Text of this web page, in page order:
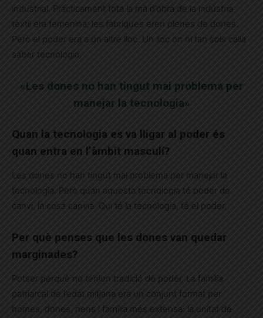
industrial. Pràcticament tota la mà d’obra de la indústria
tèxtil era femenina; les fàbriques eren plenes de dones.
Però el poder era a un altre lloc. Un lloc on ni tan sols calia
saber tecnologia.
«Les dones no han tingut mai problema per
manejar la tecnologia»
Quan la tecnologia es va lligar al poder és
quan entra en l’àmbit masculí?
Les dones no han tingut mai problema per manejar la
tecnologia. Però quan aquesta tecnologia té poder de
canvi, la cosa canvia. Qui té la tecnologia, té el poder.
Per què penses que les dones van quedar
marginades?
Potser perquè no tenien tradició de poder. La família
patriarcal de l’edat mitjana era un conjunt format per
homes, dones, nens i família més extensa: la unitat de